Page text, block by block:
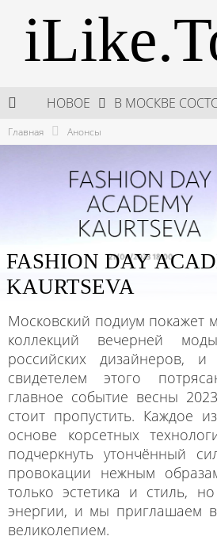
НОВОЕ
Главная Анонсы
FASHION DAY
KAURTSEVA
Московский подиум покажет
коллекций вечерней
российских дизайнеров,
свидетелем этого
главное событие весны
стоит пропустить. Каждое
основе корсетных
подчеркнуть утончённый
провокации нежным
только эстетика и стиль,
энергии, и мы приглашаем
великолепием.